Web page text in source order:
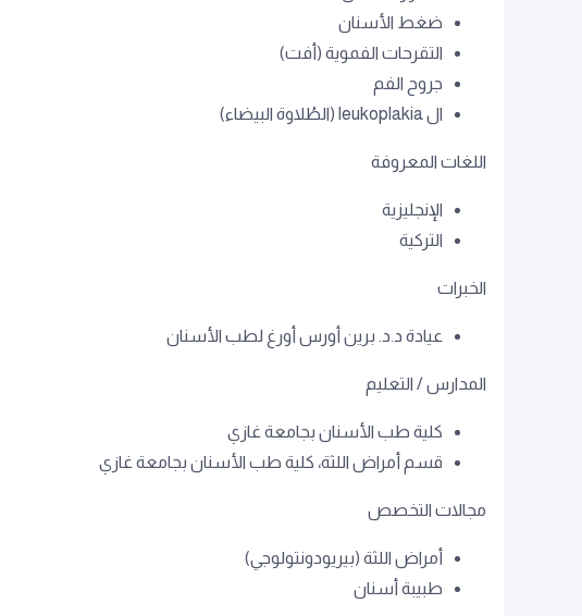
ضغط الأسنان
التقرحات الفموية (أفت)
جروح الفم
ال leukoplakia (الطُلاوة البيضاء)
اللغات المعروفة
الإنجليزية
التركية
الخبرات
عيادة د.د. برين أورس أورغ لطب الأسنان
المدارس / التعليم
كلية طب الأسنان بجامعة غازي
قسم أمراض اللثة، كلية طب الأسنان بجامعة غازي
مجالات التخصص
أمراض اللثة (بيريودونتولوجي)
طبيبة أسنان